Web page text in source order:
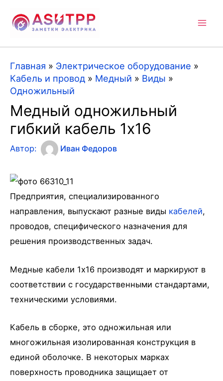
Главная » Электрическое оборудование »
Кабель и провод » Медный » Виды »
Одножильный
Медный одножильный
гибкий кабель 1х16
Автор: Иван Федоров
Предприятия, специализированного
направления, выпускают разные виды кабелей,
проводов, специфического назначения для
решения производственных задач.
Медные кабели 1х16 производят и маркируют в
соответствии с государственными стандартами,
техническими условиями.
Кабель в сборке, это одножильная или
многожильная изолированная конструкция в
единой оболочке. В некоторых марках
поверхность проводника защищает от